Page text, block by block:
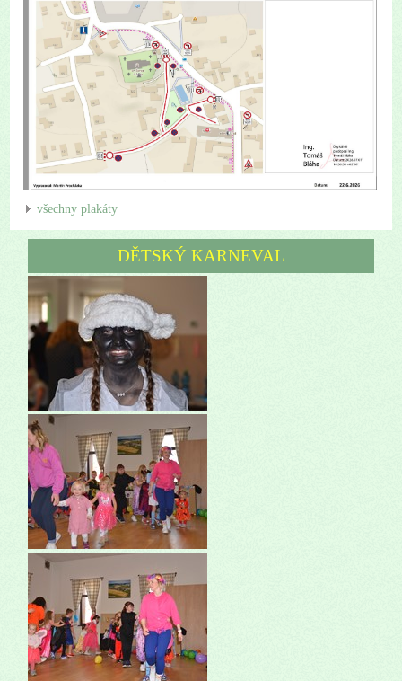
všechny plakáty
DĚTSKÝ KARNEVAL